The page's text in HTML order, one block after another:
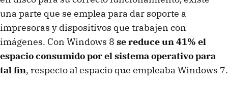
una parte que se emplea para dar soporte a
impresoras y dispositivos que trabajen con
imágenes. Con Windows 8 se reduce un 41% el
espacio consumido por el sistema operativo para
tal fin, respecto al espacio que empleaba Windows 7.